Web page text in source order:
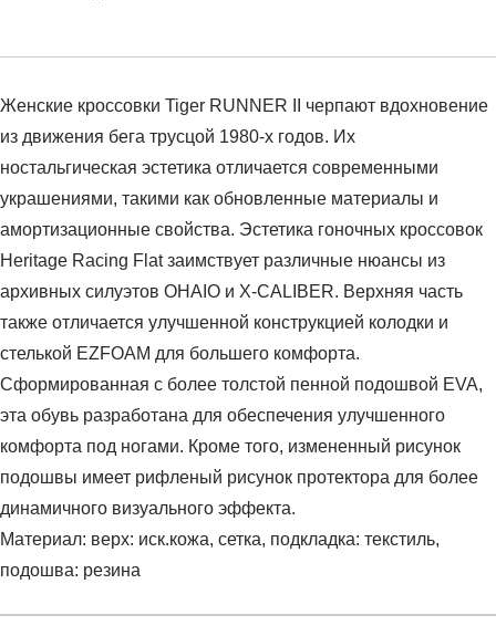
Женские кроссовки Tiger RUNNER II черпают вдохновение
из движения бега трусцой 1980-х годов. Их
ностальгическая эстетика отличается современными
украшениями, такими как обновленные материалы и
амортизационные свойства. Эстетика гоночных кроссовок
Heritage Racing Flat заимствует различные нюансы из
архивных силуэтов OHAIO и X-CALIBER. Верхняя часть
также отличается улучшенной конструкцией колодки и
стелькой EZFOAM для большего комфорта.
Сформированная с более толстой пенной подошвой EVA,
эта обувь разработана для обеспечения улучшенного
комфорта под ногами. Кроме того, измененный рисунок
подошвы имеет рифленый рисунок протектора для более
динамичного визуального эффекта.
Материал: верх: иск.кожа, сетка, подкладка: текстиль,
подошва: резина